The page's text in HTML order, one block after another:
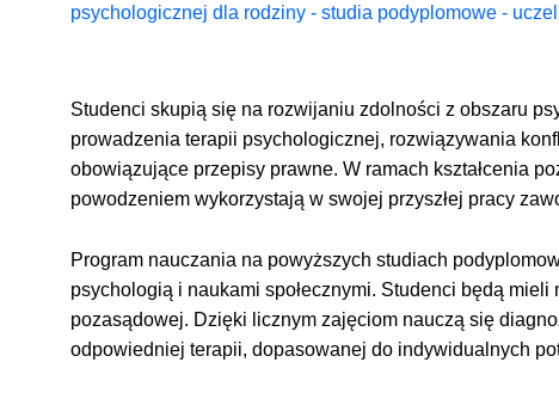
psychologicznej dla rodziny - studia podyplomowe -
Studenci skupią się na rozwijaniu zdolności z obszaru
prowadzenia terapii psychologicznej, rozwiązywania
obowiązujące przepisy prawne. W ramach kształcenia
powodzeniem wykorzystają w swojej przyszłej pracy
Program nauczania na powyższych studiach
psychologią i naukami społecznymi. Studenci będą
pozasądowej. Dzięki licznym zajęciom nauczą się
odpowiedniej terapii, dopasowanej do indywidualnych